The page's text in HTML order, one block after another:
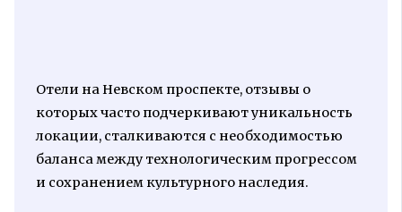
Отели на Невском проспекте, отзывы о
которых часто подчеркивают уникальность
локации, сталкиваются с необходимостью
баланса между технологическим прогрессом
и сохранением культурного наследия.